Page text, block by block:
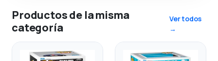
Productos de la misma
categoría
Ver todos
→